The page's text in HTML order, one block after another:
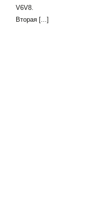
V6V8.
Вторая [...]